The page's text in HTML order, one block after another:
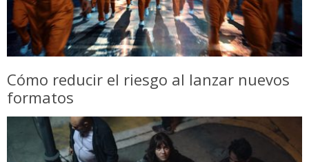
Cómo reducir el riesgo al lanzar nuevos
formatos